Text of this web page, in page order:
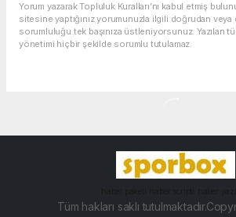
Yorum yazarak Topluluk Kuralları’nı kabul etmiş
sitesine yaptığınız yorumunuzla ilgili doğrudan veya
sorumluluğu tek başınıza üstleniyorsunuz. Yazılan
yönetimi hiçbir şekilde sorumlu tutulamaz.
Tüm hakları saklı